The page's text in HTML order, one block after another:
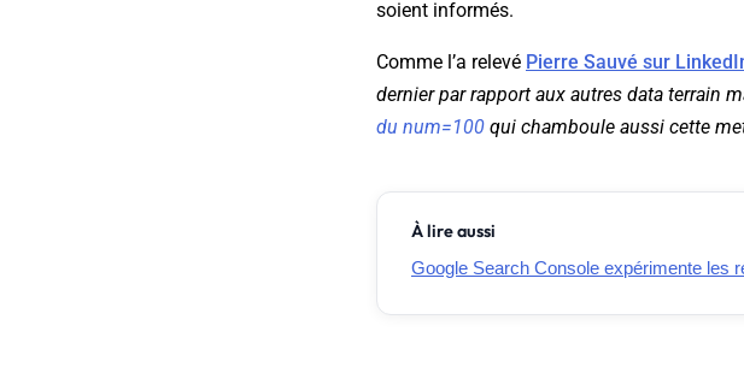
soient informés.
Comme l’a relevé Pierre Sauvé sur
dernier par rapport aux autres data terrain
du num=100 qui chamboule aussi cette
À lire aussi
Google Search Console expérimente les